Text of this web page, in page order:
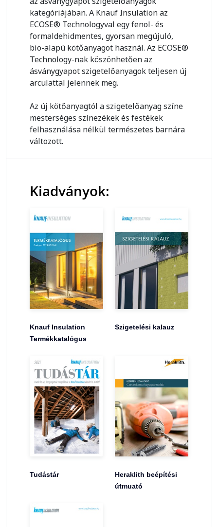
kategóriájában. A Knauf Insulation az
ECOSE® Technologyval egy fenol- és
formaldehidmentes, gyorsan megújuló,
bio-alapú kötőanyagot használ. Az ECOSE®
Technology-nak köszönhetően az
ásványgyapot szigetelőanyagok teljesen új
arculattal jelennek meg.
Az új kötőanyagtól a szigetelőanyag színe
mesterséges színezékek és festékek
felhasználása nélkül természetes barnára
változott.
Kiadványok:
Knauf Insulation
Termékkatalógus
Szigetelési kalauz
Tudástár
Heraklith beépítési
útmuató